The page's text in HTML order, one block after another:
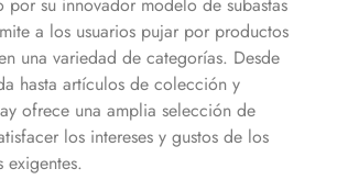
a los usuarios pujar por productos
una variedad de categorías. Desde
hasta artículos de colección y
ofrece una amplia selección de
los intereses y gustos de los
exigentes.